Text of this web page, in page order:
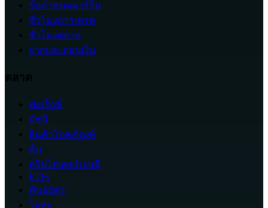
ข้อกำหนดมาร์จิ้น
ชั่วโมงการเทรด
ชั่วโมงตลาด
ฝากและถอนเงิน
ฟอเร็กซ์
ดัชนี
สินค้าโภคภัณฑ์
หุ้น
คริปโตเคอร์เรนซี
ETFs
พันธบัตร
โลหะ